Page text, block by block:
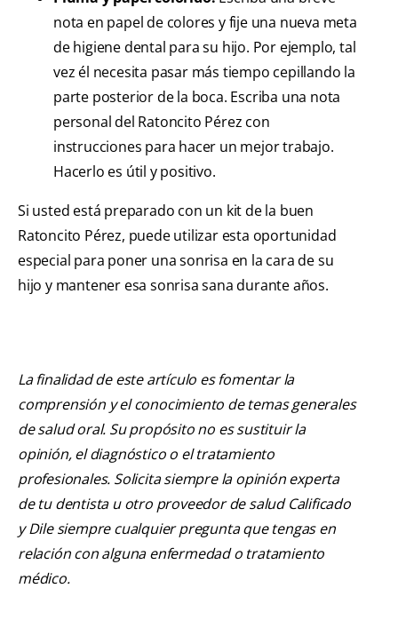
nota en papel de colores y fije una nueva meta
de higiene dental para su hijo. Por ejemplo, tal
vez él necesita pasar más tiempo cepillando la
parte posterior de la boca. Escriba una nota
personal del Ratoncito Pérez con
instrucciones para hacer un mejor trabajo.
Hacerlo es útil y positivo.
Si usted está preparado con un kit de la buen
Ratoncito Pérez, puede utilizar esta oportunidad
especial para poner una sonrisa en la cara de su
hijo y mantener esa sonrisa sana durante años.
La finalidad de este artículo es fomentar la
comprensión y el conocimiento de temas generales
de salud oral. Su propósito no es sustituir la
opinión, el diagnóstico o el tratamiento
profesionales. Solicita siempre la opinión experta
de tu dentista u otro proveedor de salud Calificado
y Dile siempre cualquier pregunta que tengas en
relación con alguna enfermedad o tratamiento
médico.